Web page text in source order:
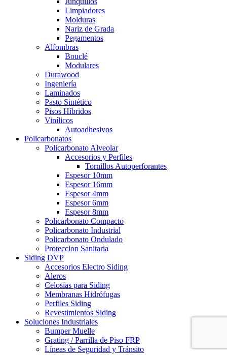
Limpiadores
Molduras
Nariz de Grada
Pegamentos
Alfombras
Bouclé
Modulares
Durawood
Ingeniería
Laminados
Pasto Sintético
Pisos Híbridos
Vinílicos
Autoadhesivos
Policarbonatos
Policarbonato Alveolar
Accesorios y Perfiles
Tornillos Autoperforantes
Espesor 10mm
Espesor 16mm
Espesor 4mm
Espesor 6mm
Espesor 8mm
Policarbonato Compacto
Policarbonato Industrial
Policarbonato Ondulado
Proteccion Sanitaria
Siding DVP
Accesorios Electro Siding
Aleros
Celosías para Siding
Membranas Hidrófugas
Perfiles Siding
Revestimientos Siding
Soluciones Industriales
Bumper Muelle
Grating / Parrilla de Piso FRP
Líneas de Seguridad y Tránsito